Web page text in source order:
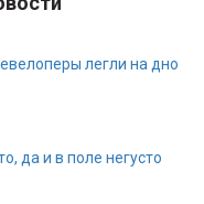
легли на дно
да и в поле негусто